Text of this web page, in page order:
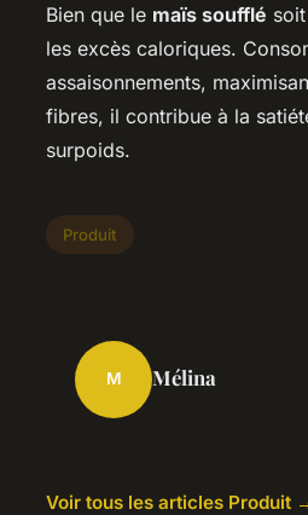
Bien que le maïs soufflé
les excès caloriques.
assaisonnements,
fibres, il contribue à la
surpoids.
Produit
M Mélina
Voir tous les articles Produit